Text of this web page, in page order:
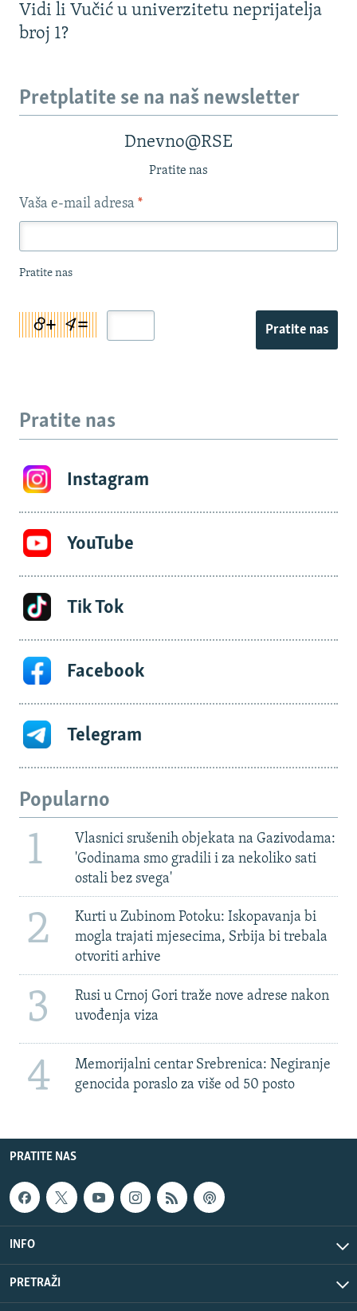
Vidi li Vučić u univerzitetu neprijatelja
broj 1?
Pretplatite se na naš newsletter
Dnevno@RSE
Pratite nas
Vaša e-mail adresa *
Pratite nas
Pratite nas
Pratite nas
Instagram
YouTube
Tik Tok
Facebook
Telegram
Popularno
1
Vlasnici srušenih objekata na Gazivodama:
'Godinama smo gradili i za nekoliko sati
ostali bez svega'
2
Kurti u Zubinom Potoku: Iskopavanja bi
mogla trajati mjesecima, Srbija bi trebala
otvoriti arhive
3
Rusi u Crnoj Gori traže nove adrese nakon
uvođenja viza
4
Memorijalni centar Srebrenica: Negiranje
genocida poraslo za više od 50 posto
PRATITE NAS
INFO
PRETRAŽI